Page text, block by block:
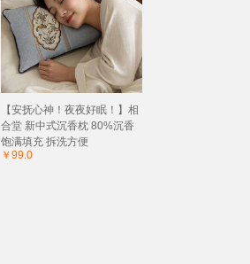
【安抚心神！夜夜好眠！】相
合堂 新中式沉香枕 80%沉香
饱满填充 拆洗方便
￥99.0